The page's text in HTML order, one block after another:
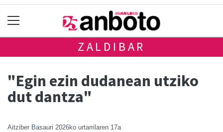
ZALDIBAR
"Egin ezin dudanean utziko
dut dantza"
Aitziber Basauri 2026ko urtarrilaren 17a